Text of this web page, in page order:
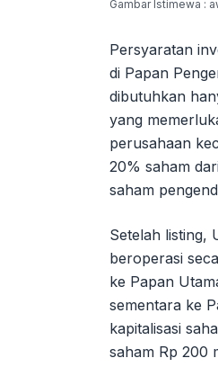
Gambar Istimewa :
Persyaratan
di Papan
dibutuhkan
yang
perusahaan
20% saham
saham
Setelah listing,
beroperasi
ke Papan
sementara ke
kapitalisasi
saham Rp 200